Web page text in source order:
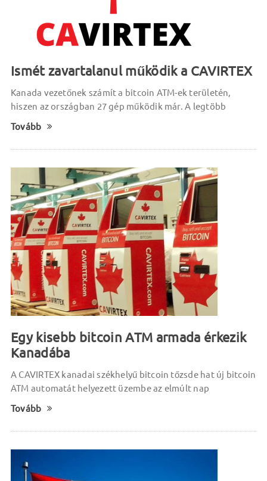
Ismét zavartalanul működik a CAVIRTEX
Kanada vezetőnek számít a bitcoin ATM-ek területén,
hiszen az országban 27 gép működik már. A legtöbb
Tovább
Egy kisebb bitcoin ATM armada érkezik
Kanadába
A CAVIRTEX kanadai székhelyű bitcoin tőzsde hat új bitcoin
ATM automatát helyezett üzembe az elmúlt nap
Tovább